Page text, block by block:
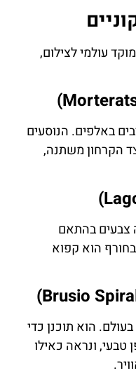
עולמי לצילום,
באלפים. הנוסעים
הקרחון משתנה,
צבעים בהתאם
הוא קפוא
הוא תוכנן כדי
ונראה כאילו